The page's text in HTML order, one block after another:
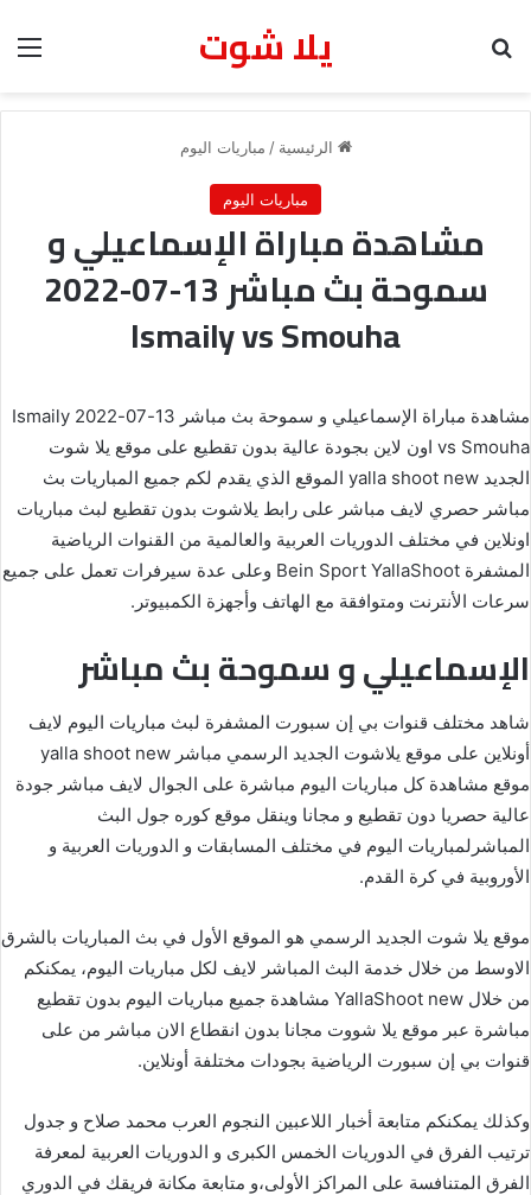
يلا شوت
الرئيسية / مباريات اليوم
مباريات اليوم
مشاهدة مباراة الإسماعيلي و
سموحة بث مباشر 13-07-2022
Ismaily vs Smouha
مشاهدة مباراة الإسماعيلي و سموحة بث مباشر 13-07-2022 Ismaily
vs Smouha اون لاين بجودة عالية بدون تقطيع على موقع يلا شوت
الجديد yalla shoot new الموقع الذي يقدم لكم جميع المباريات بث
مباشر حصري لايف مباشر على رابط يلاشوت بدون تقطيع لبث مباريات
اونلاين في مختلف الدوريات العربية والعالمية من القنوات الرياضية
المشفرة Bein Sport YallaShoot وعلى عدة سيرفرات تعمل على جميع
سرعات الأنترنت ومتوافقة مع الهاتف وأجهزة الكمبيوتر.
الإسماعيلي و سموحة بث مباشر
شاهد مختلف قنوات بي إن سبورت المشفرة لبث مباريات اليوم لايف
أونلاين على موقع يلاشوت الجديد الرسمي مباشر yalla shoot new
موقع مشاهدة كل مباريات اليوم مباشرة على الجوال لايف مباشر جودة
عالية حصريا دون تقطيع و مجانا وينقل موقع كوره جول البث
المباشرلمباريات اليوم في مختلف المسابقات و الدوريات العربية و
الأوروبية في كرة القدم.
موقع يلا شوت الجديد الرسمي هو الموقع الأول في بث المباريات بالشرق
الاوسط من خلال خدمة البث المباشر لايف لكل مباريات اليوم، يمكنكم
من خلال YallaShoot new مشاهدة جميع مباريات اليوم بدون تقطيع
مباشرة عبر موقع يلا شووت مجانا بدون انقطاع الان مباشر من على
قنوات بي إن سبورت الرياضية بجودات مختلفة أونلاين.
وكذلك يمكنكم متابعة أخبار اللاعبين النجوم العرب محمد صلاح و جدول
ترتيب الفرق في الدوريات الخمس الكبرى و الدوريات العربية لمعرفة
الفرق المتنافسة على المراكز الأولى،و متابعة مكانة فريقك في الدوري